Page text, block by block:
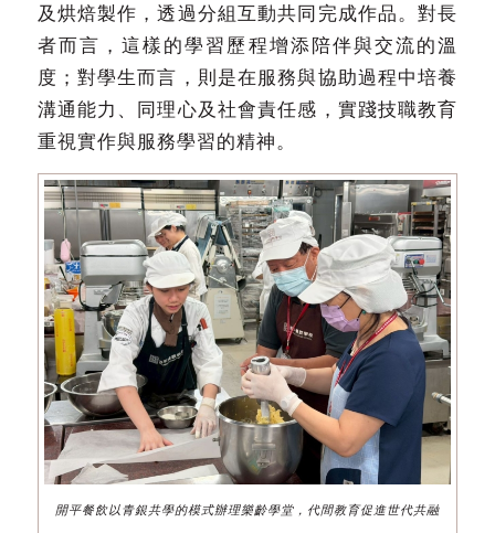
及烘焙製作，透過分組互動共同完成作品。對長
者而言，這樣的學習歷程增添陪伴與交流的溫
度；對學生而言，則是在服務與協助過程中培養
溝通能力、同理心及社會責任感，實踐技職教育
重視實作與服務學習的精神。
開平餐飲以青銀共學的模式辦理樂齡學堂，代間教育促進世代共融